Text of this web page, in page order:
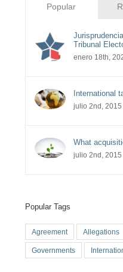
Popular
Tribunal
enero 18th,
International
julio 2nd, 2015
What
julio 2nd, 2015
Popular Tags
Agreement Allegations
Governments